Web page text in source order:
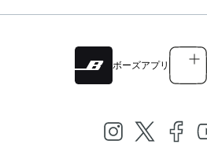
ボーズアプリ